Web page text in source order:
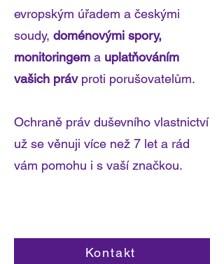
evropským úřadem a českými
soudy, doménovými spory,
monitoringem a uplatňováním
vašich právproti porušovatelům.
Ochraně práv duševního vlastnictví
už se věnuji více než 7 let a rád
vám pomohu i s vaší značkou.
Kontakt